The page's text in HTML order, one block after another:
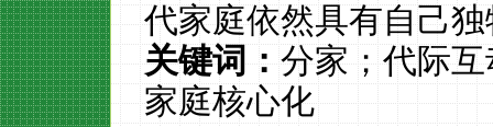
代家庭依然具有自己
关键词：分家；代际
家庭核心化